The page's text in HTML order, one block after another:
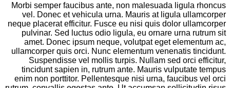
Morbi semper faucibus ante, non malesuada ligula rhoncus
vel. Donec et vehicula urna. Mauris at ligula ullamcorper
neque placerat efficitur. Fusce eu nisi quis dolor ullamcorper
pulvinar. Sed luctus odio ligula, eu ornare urna rutrum sit
amet. Donec ipsum neque, volutpat eget elementum ac,
ullamcorper quis orci. Nunc elementum venenatis tincidunt.
Suspendisse vel mollis turpis. Nullam sed orci efficitur,
tincidunt sapien in, rutrum ante. Mauris vulputate tempus
enim non porttitor. Pellentesque nisi urna, faucibus vel orci